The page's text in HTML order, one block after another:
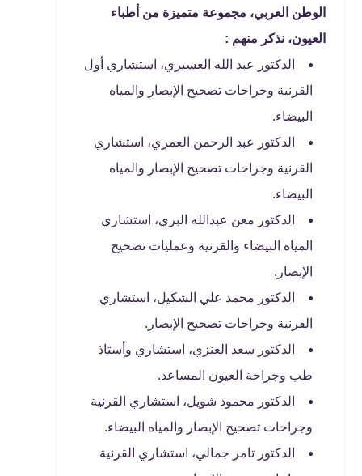
الوطن العربي، مجموعة متميزة من أطباء
العيون، نذكر منهم :
الدكتور عبد الله العسيري، استشاري أول
القرنية وجراحات تصحيح الإبصار والمياه
البيضاء.
الدكتور عبد الرحمن العمري، استشاري
القرنية وجراحات تصحيح الإبصار والمياه
البيضاء.
الدكتور معن عبدالله البري، استشاري
المياه البيضاء والقرنية وعمليات تصحيح
الإبصار.
الدكتور محمد علي الشكيل، استشاري
القرنية وجراحات تصحيح الإبصار.
الدكتور سعد العنزي، استشاري وأستاذ
طب وجراحة العيون المساعد.
الدكتور محمود شويل، استشاري القرنية
وجراحات تصحيح الإبصار والمياه البيضاء.
الدكتور تامر جمالي، استشاري القرنية